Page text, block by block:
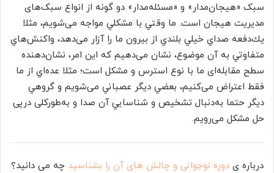
سبک «هيجان‌مدار» و «مسئله‌مدار» دو گونه از انواع سبک‌های
مدیریت هیجان است. ما وقتي با مشكلي مواجه می‌شويم، مثلا
يك‌دفعه صداي خيلي بلندي از بيرون ما را آزار می‌دهد، واكنش‌هاي
متفاوتي به آن موضوع، نشان می‌دهيم که این امر، نشان‌دهنده
سطح مقابله‌‌ای ما با نوع استرس و مشکل است؛ مثلا عده‌اي از ما
فقط اعتراض می‌كنيم، بعضي ديگر عصباني می‌شويم و گروهي
ديگر حتما به‌دنبال تشخيص و شناسايي آن صدا و به‌طورکلی درپی
حل مشکل می‌رویم.
درباره یدوره نوجوانی و چالش های آن را بشناسید چه می دانید؟